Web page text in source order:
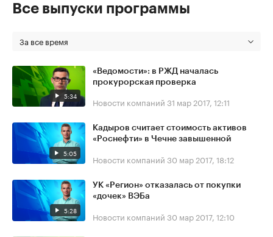
Все выпуски программы
За все время
5:34
«Ведомости»: в РЖД началась
прокурорская проверка
Новости компаний 31 мар 2017, 12:11
5:05
Кадыров считает стоимость активов
«Роснефти» в Чечне завышенной
Новости компаний 30 мар 2017, 18:12
5:28
УК «Регион» отказалась от покупки
«дочек» ВЭБа
Новости компаний 30 мар 2017, 12:10